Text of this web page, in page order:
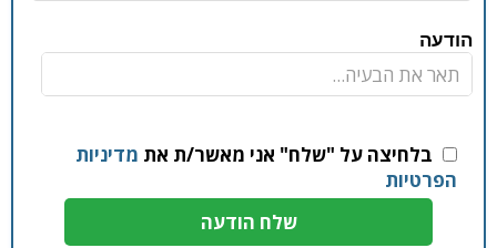
הודעה
בלחיצה על "שלח" אני מאשר/ת את מדיניות
הפרטיות